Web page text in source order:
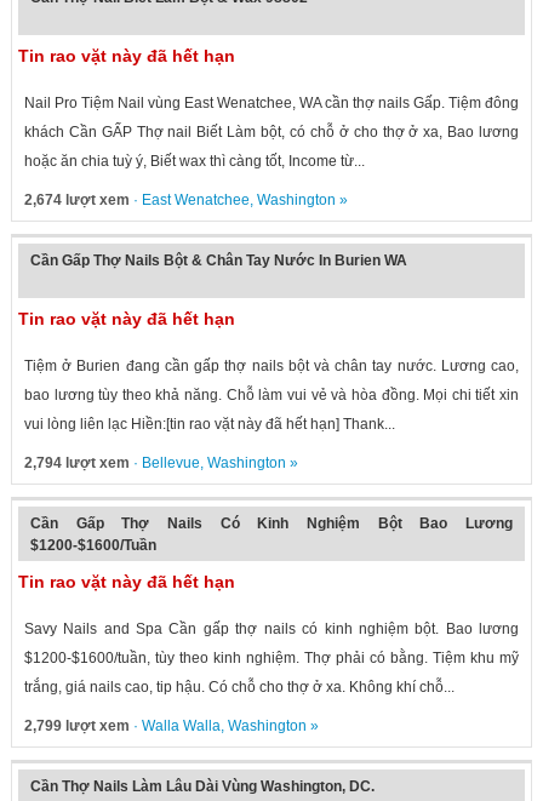
Tin rao vặt này đã hết hạn
Nail Pro Tiệm Nail vùng East Wenatchee, WA cần thợ nails Gấp. Tiệm đông
khách Cần GẤP Thợ nail Biết Làm bột, có chỗ ở cho thợ ở xa, Bao lương
hoặc ăn chia tuỳ ý, Biết wax thì càng tốt, Income từ...
2,674 lượt xem · East Wenatchee, Washington »
Cần Gấp Thợ Nails Bột & Chân Tay Nước In Burien WA
Tin rao vặt này đã hết hạn
Tiệm ở Burien đang cần gấp thợ nails bột và chân tay nước. Lương cao,
bao lương tùy theo khả năng. Chỗ làm vui vẻ và hòa đồng. Mọi chi tiết xin
vui lòng liên lạc Hiền:[tin rao vặt này đã hết hạn] Thank...
2,794 lượt xem · Bellevue, Washington »
Cần Gấp Thợ Nails Có Kinh Nghiệm Bột Bao Lương
$1200-$1600/Tuần
Tin rao vặt này đã hết hạn
Savy Nails and Spa Cần gấp thợ nails có kinh nghiệm bột. Bao lương
$1200-$1600/tuần, tùy theo kinh nghiệm. Thợ phải có bằng. Tiệm khu mỹ
trắng, giá nails cao, tip hậu. Có chỗ cho thợ ở xa. Không khí chỗ...
2,799 lượt xem · Walla Walla, Washington »
Cần Thợ Nails Làm Lâu Dài Vùng Washington, DC.